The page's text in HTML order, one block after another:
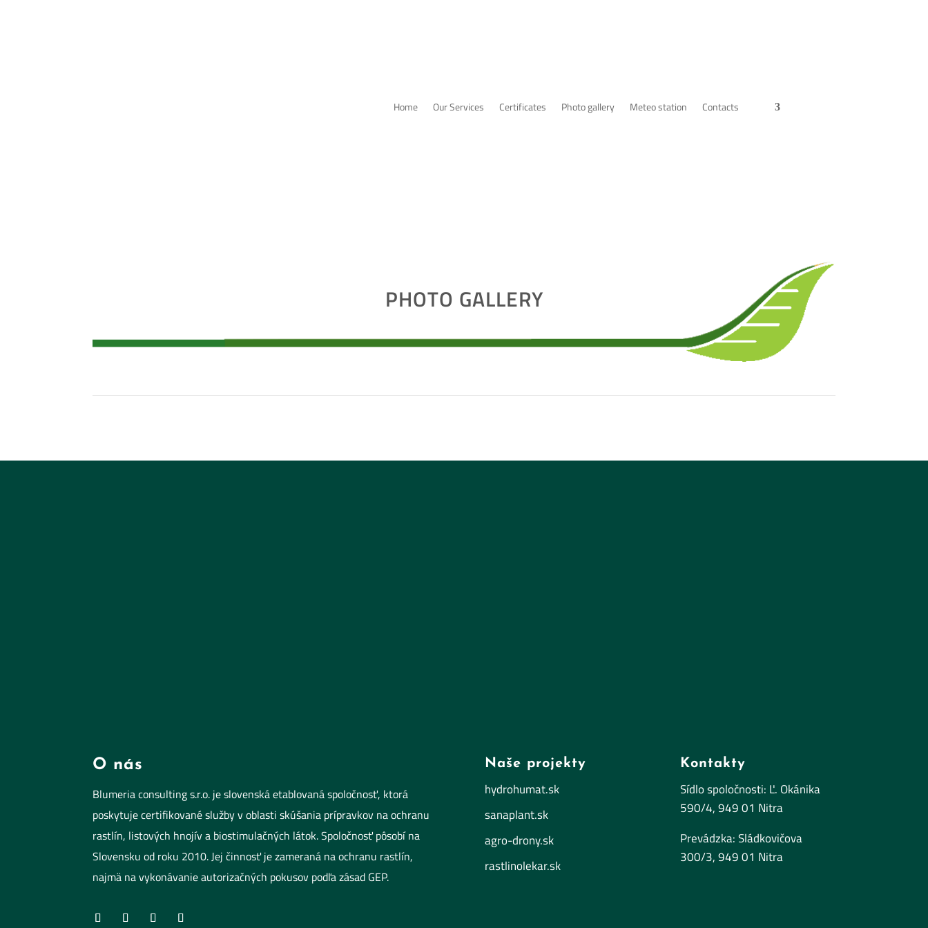
Home Our Services Certificates Photo gallery Meteo station Contacts
PHOTO GALLERY
O nás
Blumeria consulting s.r.o. je slovenská etablovaná spoločnosť, ktorá
poskytuje certifikované služby v oblasti skúšania prípravkov na ochranu
rastlín, listových hnojív a biostimulačných látok. Spoločnosť pôsobí na
Slovensku od roku 2010. Jej činnosť je zameraná na ochranu rastlín,
najmä na vykonávanie autorizačných pokusov podľa zásad GEP.
Naše projekty
hydrohumat.sk
sanaplant.sk
agro-drony.sk
rastlinolekar.sk
Kontakty
Sídlo spoločnosti: Ľ. Okánika
590/4, 949 01 Nitra
Prevádzka: Sládkovičova
300/3, 949 01 Nitra